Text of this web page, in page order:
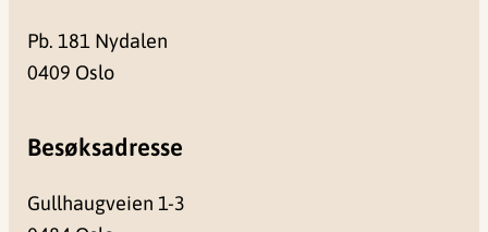
Pb. 181 Nydalen
0409 Oslo
Besøksadresse
Gullhaugveien 1-3